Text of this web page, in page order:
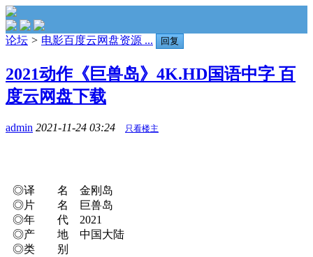
论坛 > 电影百度云网盘资源 ... 回复
2021动作《巨兽岛》4K.HD国语中字 百
度云网盘下载
admin 2021-11-24 03:24 只看楼主
◎译 名 金刚岛
◎片 名 巨兽岛
◎年 代 2021
◎产 地 中国大陆
◎类 别